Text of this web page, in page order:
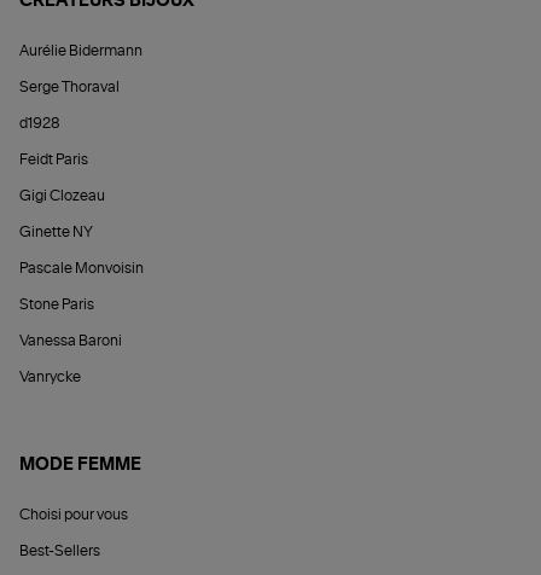
Aurélie Bidermann
Serge Thoraval
d1928
Feidt Paris
Gigi Clozeau
Ginette NY
Pascale Monvoisin
Stone Paris
Vanessa Baroni
Vanrycke
MODE FEMME
Choisi pour vous
Best-Sellers